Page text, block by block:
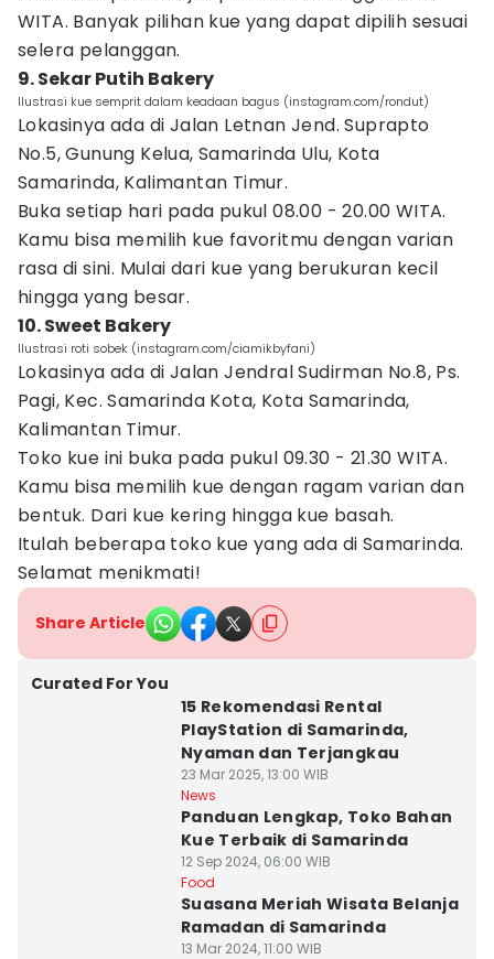
WITA. Banyak pilihan kue yang dapat dipilih sesuai
selera pelanggan.
9. Sekar Putih Bakery
Ilustrasi kue semprit dalam keadaan bagus (instagram.com/rondut)
Lokasinya ada di Jalan Letnan Jend. Suprapto
No.5, Gunung Kelua, Samarinda Ulu, Kota
Samarinda, Kalimantan Timur.
Buka setiap hari pada pukul 08.00 - 20.00 WITA.
Kamu bisa memilih kue favoritmu dengan varian
rasa di sini. Mulai dari kue yang berukuran kecil
hingga yang besar.
10. Sweet Bakery
Ilustrasi roti sobek (instagram.com/ciamikbyfani)
Lokasinya ada di Jalan Jendral Sudirman No.8, Ps.
Pagi, Kec. Samarinda Kota, Kota Samarinda,
Kalimantan Timur.
Toko kue ini buka pada pukul 09.30 - 21.30 WITA.
Kamu bisa memilih kue dengan ragam varian dan
bentuk. Dari kue kering hingga kue basah.
Itulah beberapa toko kue yang ada di Samarinda.
Selamat menikmati!
Share Article
Curated For You
15 Rekomendasi Rental
PlayStation di Samarinda,
Nyaman dan Terjangkau
23 Mar 2025, 13:00 WIB
News
Panduan Lengkap, Toko Bahan
Kue Terbaik di Samarinda
12 Sep 2024, 06:00 WIB
Food
Suasana Meriah Wisata Belanja
Ramadan di Samarinda
13 Mar 2024, 11:00 WIB